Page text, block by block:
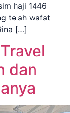
haji 1446
telah wafat
[…]
dan